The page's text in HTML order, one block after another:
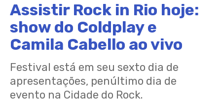
Assistir Rock in Rio hoje:
show do Coldplay e
Camila Cabello ao vivo
Festival está em seu sexto dia de
apresentações, penúltimo dia de
evento na Cidade do Rock.